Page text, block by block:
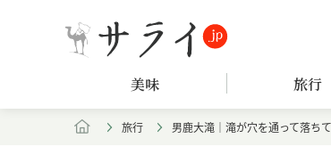
美味 旅行
旅行 男鹿大滝｜滝が穴を通って落ち